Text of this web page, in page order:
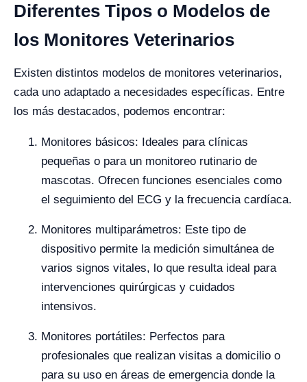
Diferentes Tipos o Modelos de
los Monitores Veterinarios
Existen distintos modelos de monitores veterinarios,
cada uno adaptado a necesidades específicas. Entre
los más destacados, podemos encontrar:
Monitores básicos: Ideales para clínicas
pequeñas o para un monitoreo rutinario de
mascotas. Ofrecen funciones esenciales como
el seguimiento del ECG y la frecuencia cardíaca.
Monitores multiparámetros: Este tipo de
dispositivo permite la medición simultánea de
varios signos vitales, lo que resulta ideal para
intervenciones quirúrgicas y cuidados
intensivos.
Monitores portátiles: Perfectos para
profesionales que realizan visitas a domicilio o
para su uso en áreas de emergencia donde la